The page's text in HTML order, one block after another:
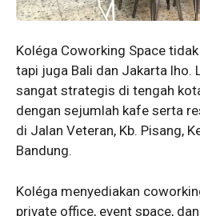
Koléga Coworking Space
tapi juga Bali dan Jakarta lho.
sangat strategis di tengah
dengan sejumlah kafe serta
di Jalan Veteran, Kb. Pisang,
Bandung.
Koléga menyediakan
private office, event space,